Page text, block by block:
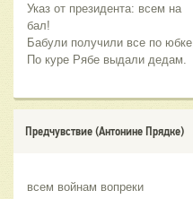
Указ от президента: всем на
бал!
Бабули получили все по юбке,
По куре Рябе выдали дедам.
Предчувствие (Антонине Прядке)
всем войнам вопреки